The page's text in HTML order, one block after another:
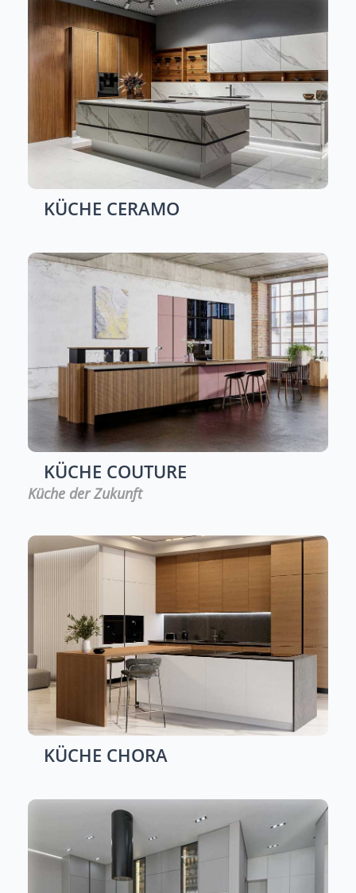
KÜCHE CERAMO
KÜCHE COUTURE
Küche der Zukunft
KÜCHE CHORA